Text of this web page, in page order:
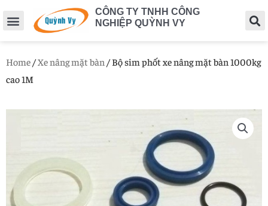
CÔNG TY TNHH CÔNG
NGHIỆP QUỲNH VY
Home /Xe nâng mặt bàn / Bộ sim phốt xe nâng mặt bàn 1000kg
cao 1M